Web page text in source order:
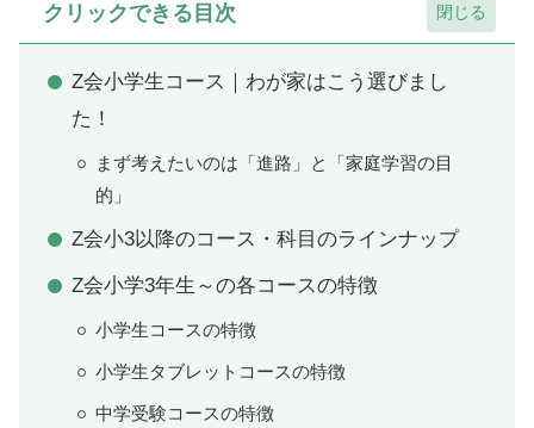
クリックできる目次
Z会小学生コース｜わが家はこう選びまし
た！
まず考えたいのは「進路」と「家庭学習の目
的」
Z会小3以降のコース・科目のラインナップ
Z会小学3年生～の各コースの特徴
小学生コースの特徴
小学生タブレットコースの特徴
中学受験コースの特徴